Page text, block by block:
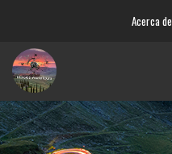
Acerca de